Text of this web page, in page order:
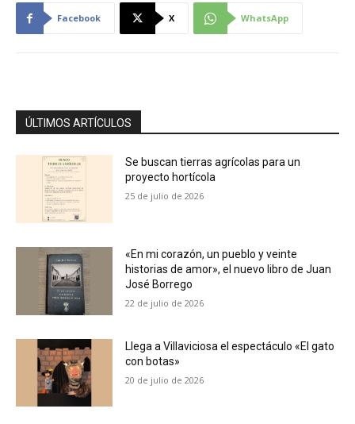
Facebook X WhatsApp
ÚLTIMOS ARTÍCULOS
Se buscan tierras agrícolas para un
proyecto hortícola
25 de julio de 2026
«En mi corazón, un pueblo y veinte
historias de amor», el nuevo libro de Juan
José Borrego
22 de julio de 2026
Llega a Villaviciosa el espectáculo «El gato
con botas»
20 de julio de 2026